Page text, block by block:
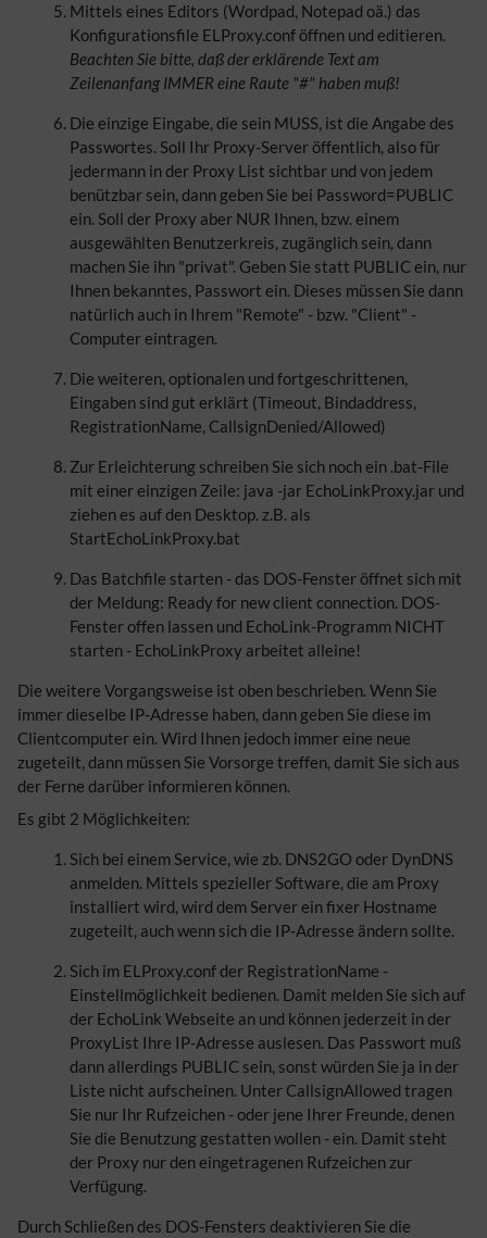
Mittels eines Editors (Wordpad, Notepad oä.) das
Konfigurationsfile ELProxy.conf öffnen und editieren.
Beachten Sie bitte, daß der erklärende Text am
Zeilenanfang IMMER eine Raute "#" haben muß!
Die einzige Eingabe, die sein MUSS, ist die Angabe des
Passwortes. Soll Ihr Proxy-Server öffentlich, also für
jedermann in der Proxy List sichtbar und von jedem
benützbar sein, dann geben Sie bei Password=PUBLIC
ein. Soll der Proxy aber NUR Ihnen, bzw. einem
ausgewählten Benutzerkreis, zugänglich sein, dann
machen Sie ihn "privat". Geben Sie statt PUBLIC ein, nur
Ihnen bekanntes, Passwort ein. Dieses müssen Sie dann
natürlich auch in Ihrem "Remote" - bzw. "Client" -
Computer eintragen.
Die weiteren, optionalen und fortgeschrittenen,
Eingaben sind gut erklärt (Timeout, Bindaddress,
RegistrationName, CallsignDenied/Allowed)
Zur Erleichterung schreiben Sie sich noch ein .bat-File
mit einer einzigen Zeile: java -jar EchoLinkProxy.jar und
ziehen es auf den Desktop. z.B. als
StartEchoLinkProxy.bat
Das Batchfile starten - das DOS-Fenster öffnet sich mit
der Meldung: Ready for new client connection. DOS-
Fenster offen lassen und EchoLink-Programm NICHT
starten - EchoLinkProxy arbeitet alleine!
Die weitere Vorgangsweise ist oben beschrieben. Wenn Sie
immer dieselbe IP-Adresse haben, dann geben Sie diese im
Clientcomputer ein. Wird Ihnen jedoch immer eine neue
zugeteilt, dann müssen Sie Vorsorge treffen, damit Sie sich aus
der Ferne darüber informieren können.
Es gibt 2 Möglichkeiten:
Sich bei einem Service, wie zb. DNS2GO oder DynDNS
anmelden. Mittels spezieller Software, die am Proxy
installiert wird, wird dem Server ein fixer Hostname
zugeteilt, auch wenn sich die IP-Adresse ändern sollte.
Sich im ELProxy.conf der RegistrationName -
Einstellmöglichkeit bedienen. Damit melden Sie sich auf
der EchoLink Webseite an und können jederzeit in der
ProxyList Ihre IP-Adresse auslesen. Das Passwort muß
dann allerdings PUBLIC sein, sonst würden Sie ja in der
Liste nicht aufscheinen. Unter CallsignAllowed tragen
Sie nur Ihr Rufzeichen - oder jene Ihrer Freunde, denen
Sie die Benutzung gestatten wollen - ein. Damit steht
der Proxy nur den eingetragenen Rufzeichen zur
Verfügung.
Durch Schließen des DOS-Fensters deaktivieren Sie die